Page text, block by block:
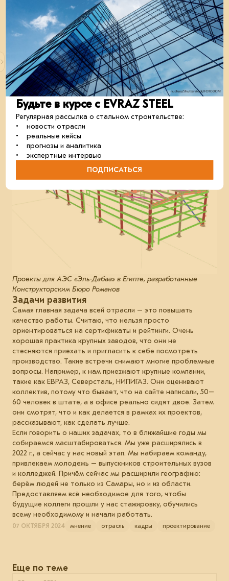
Проекты для АЭС «Эль-Дабаа» в Египте, разработанные
Конструкторским Бюро Романов
Задачи развития
Самая главная задача всей отрасли – это повышать
качество работы. Считаю, что нельзя просто
ориентироваться на сертификаты и рейтинги. Очень
хорошая практика крупных заводов, что они не
стесняются приехать и пригласить к себе посмотреть
производство. Такие встречи снимают многие проблемные
вопросы. Например, к нам приезжают крупные компании,
такие как ЕВРАЗ, Северсталь, НИПИГАЗ. Они оценивают
коллектив, потому что бывает, что на сайте написали, 50–
60 человек в штате, а в офисе реально сидят двое. Затем
они смотрят, что и как делается в рамках их проектов,
рассказывают, как сделать лучше.
Если говорить о наших задачах, то в ближайшие годы мы
собираемся масштабироваться. Мы уже расширялись в
2022 г., а сейчас у нас новый этап. Мы набираем команду,
привлекаем молодежь – выпускников строительных вузов
и колледжей. Причём сейчас мы расширили географию:
берём людей не только из Самары, но и из области.
Предоставляем всё необходимое для того, чтобы
будущие коллеги прошли у нас стажировку, обучились
всему необходимому и начали работать.
07 ОКТЯБРЯ 2024 мнение отрасль кадры проектирование
Еще по теме
Будьте в курсе с EVRAZ STEEL
Регулярная рассылка о стальном строительстве:
• новости отрасли
• реальные кейсы
• прогнозы и аналитика
• экспертные интервью
ПОДПИСАТЬСЯ